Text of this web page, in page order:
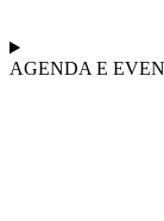
AGENDA E